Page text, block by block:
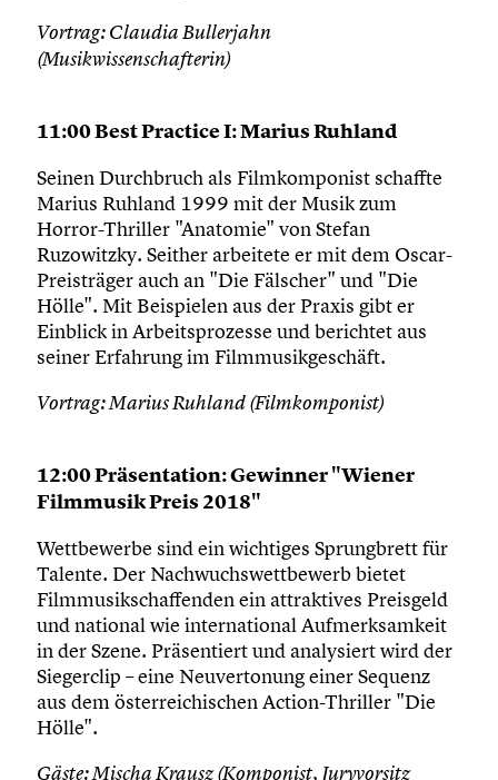
Vortrag: Claudia Bullerjahn
(Musikwissenschafterin)
11:00 Best Practice I: Marius Ruhland
Seinen Durchbruch als Filmkomponist schaffte
Marius Ruhland 1999 mit der Musik zum
Horror-Thriller "Anatomie" von Stefan
Ruzowitzky. Seither arbeitete er mit dem Oscar-
Preisträger auch an "Die Fälscher" und "Die
Hölle". Mit Beispielen aus der Praxis gibt er
Einblick in Arbeitsprozesse und berichtet aus
seiner Erfahrung im Filmmusikgeschäft.
Vortrag: Marius Ruhland (Filmkomponist)
12:00 Präsentation: Gewinner "Wiener
Filmmusik Preis 2018"
Wettbewerbe sind ein wichtiges Sprungbrett für
Talente. Der Nachwuchswettbewerb bietet
Filmmusikschaffenden ein attraktives Preisgeld
und national wie international Aufmerksamkeit
in der Szene. Präsentiert und analysiert wird der
Siegerclip – eine Neuvertonung einer Sequenz
aus dem österreichischen Action-Thriller "Die
Hölle".
Gäste: Mischa Krausz (Komponist, Juryvorsitz